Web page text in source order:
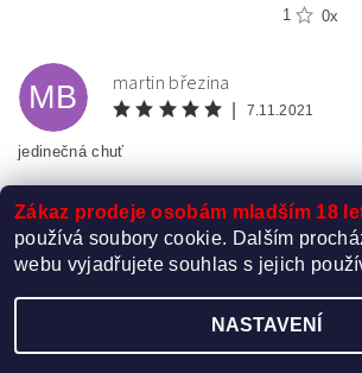
1
0x
MB martin březina
7.11.2021
jedinečná chuť
Zákaz prodeje osobám mladším 18
používá soubory cookie. Dalším
webu vyjadřujete souhlas s jejich
NASTAVENÍ